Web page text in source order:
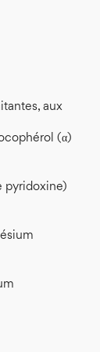
a
aux
(α)
pyridoxine)